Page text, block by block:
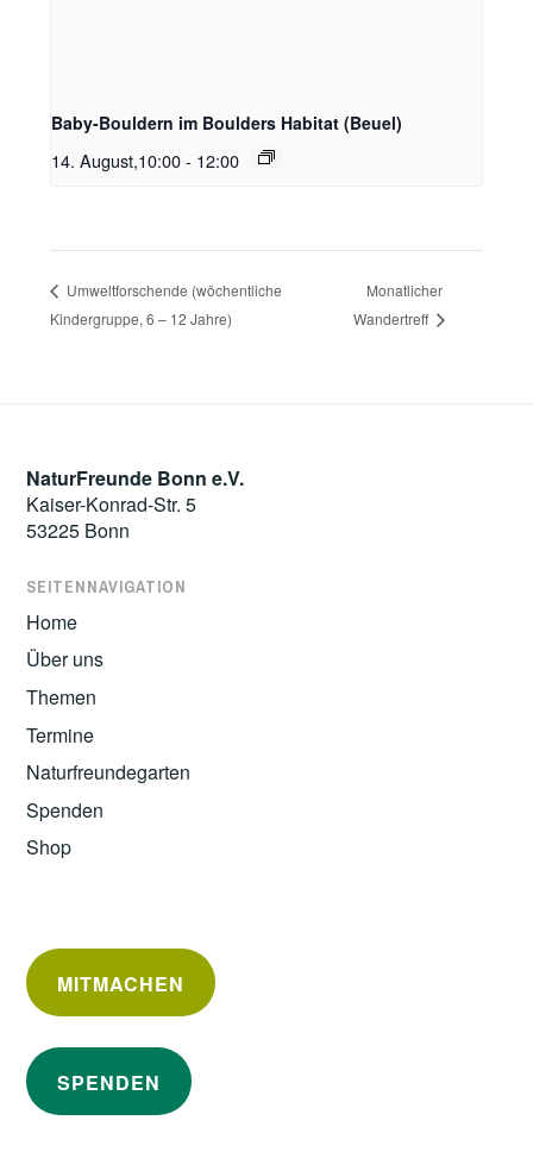
Baby-Bouldern im Boulders Habitat (Beuel)
14. August,10:00 - 12:00
Umweltforschende (wöchentliche
Kindergruppe, 6 – 12 Jahre)
Monatlicher
Wandertreff
NaturFreunde Bonn e.V.
Kaiser-Konrad-Str. 5
53225 Bonn
SEITENNAVIGATION
Home
Über uns
Themen
Termine
Naturfreundegarten
Spenden
Shop
MITMACHEN
SPENDEN